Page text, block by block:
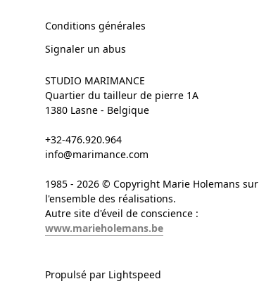
Conditions générales
Signaler un abus
STUDIO MARIMANCE
Quartier du tailleur de pierre 1A
1380 Lasne - Belgique
+32-476.920.964
info@marimance.com
1985 - 2026 © Copyright Marie Holemans sur
l'ensemble des réalisations.
Autre site d'éveil de conscience :
www.marieholemans.be
Propulsé par Lightspeed